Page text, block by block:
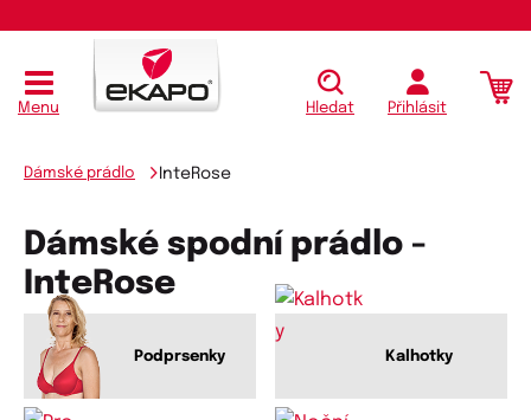
Menu Hledat Přihlásit
Dámské prádlo InteRose
Dámské spodní prádlo -
InteRose
Podprsenky Kalhotky